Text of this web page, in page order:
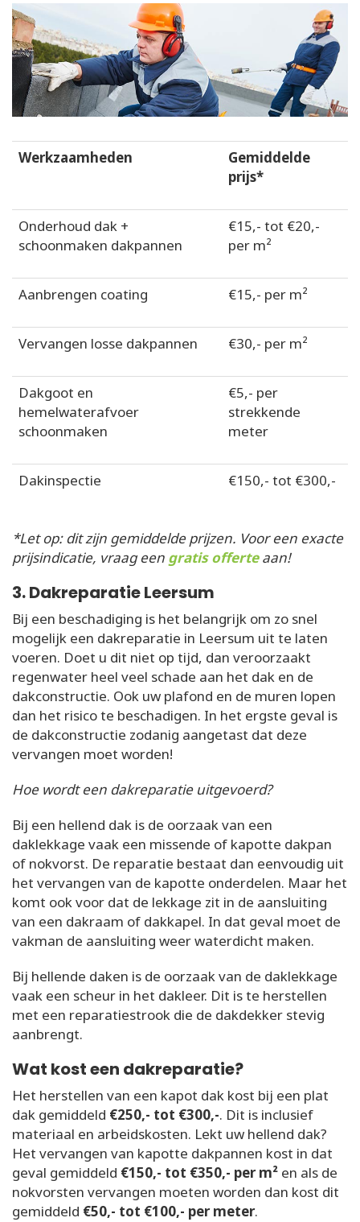
Werkzaamheden
Gemiddelde
prijs*
Onderhoud dak +
schoonmaken dakpannen
€15,- tot €20,-
per m²
Aanbrengen coating €15,- per m²
Vervangen losse dakpannen €30,- per m²
Dakgoot en
hemelwaterafvoer
schoonmaken
€5,- per
strekkende
meter
Dakinspectie €150,- tot €300,-
*Let op: dit zijn gemiddelde prijzen. Voor een exacte
prijsindicatie, vraag een gratis offerteaan!
3. Dakreparatie Leersum
Bij een beschadiging is het belangrijk om zo snel
mogelijk een dakreparatie in Leersum uit te laten
voeren. Doet u dit niet op tijd, dan veroorzaakt
regenwater heel veel schade aan het dak en de
dakconstructie. Ook uw plafond en de muren lopen
dan het risico te beschadigen. In het ergste geval is
de dakconstructie zodanig aangetast dat deze
vervangen moet worden!
Hoe wordt een dakreparatie uitgevoerd?
Bij een hellend dak is de oorzaak van een
daklekkage vaak een missende of kapotte dakpan
of nokvorst. De reparatie bestaat dan eenvoudig uit
het vervangen van de kapotte onderdelen. Maar het
komt ook voor dat de lekkage zit in de aansluiting
van een dakraam of dakkapel. In dat geval moet de
vakman de aansluiting weer waterdicht maken.
Bij hellende daken is de oorzaak van de daklekkage
vaak een scheur in het dakleer. Dit is te herstellen
met een reparatiestrook die de dakdekker stevig
aanbrengt.
Wat kost een dakreparatie?
Het herstellen van een kapot dak kost bij een plat
dak gemiddeld €250,- tot €300,-. Dit is inclusief
materiaal en arbeidskosten. Lekt uw hellend dak?
Het vervangen van kapotte dakpannen kost in dat
geval gemiddeld €150,- tot €350,- per m² en als de
nokvorsten vervangen moeten worden dan kost dit
gemiddeld €50,- tot €100,- per meter.